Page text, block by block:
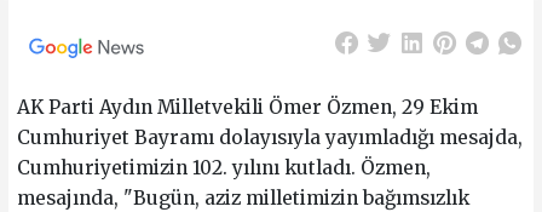
AK Parti Aydın Milletvekili Ömer Özmen, 29 Ekim
Cumhuriyet Bayramı dolayısıyla yayımladığı mesajda,
Cumhuriyetimizin 102. yılını kutladı. Özmen,
mesajında, "Bugün, aziz milletimizin bağımsızlık